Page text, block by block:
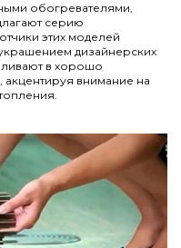
Carrera М,С
решеткой для
110 180.2250
обогревателями,
серию
этих моделей
дизайнерских
в хорошо
внимание на